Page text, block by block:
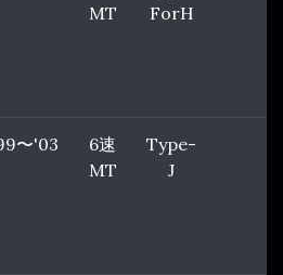
MT
ForH
〜'03
6速
MT
Type-
J